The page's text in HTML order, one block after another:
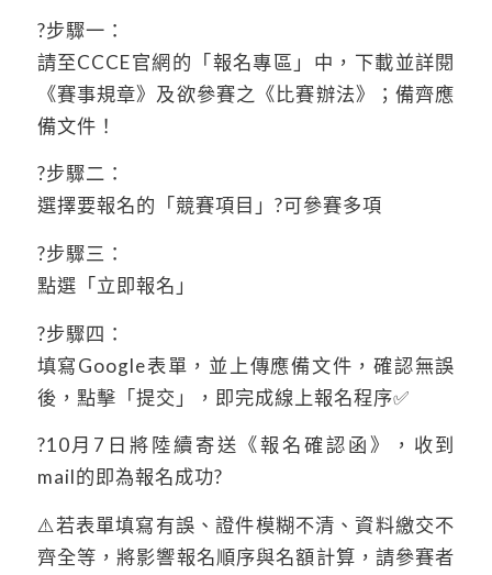
?步驟一：
請至CCCE官網的「報名專區」中，下載並詳閱
《賽事規章》及欲參賽之《比賽辦法》；備齊應
備文件！
?步驟二：
選擇要報名的「競賽項目」?可參賽多項
?步驟三：
點選「立即報名」
?步驟四：
填寫Google表單，並上傳應備文件，確認無誤
後，點擊「提交」，即完成線上報名程序✅
?10月7日將陸續寄送《報名確認函》，收到
mail的即為報名成功?
⚠️若表單填寫有誤、證件模糊不清、資料繳交不
齊全等，將影響報名順序與名額計算，請參賽者